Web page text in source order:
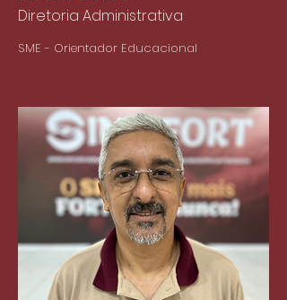
Diretoria Administrativa
SME - Orientador Educacional